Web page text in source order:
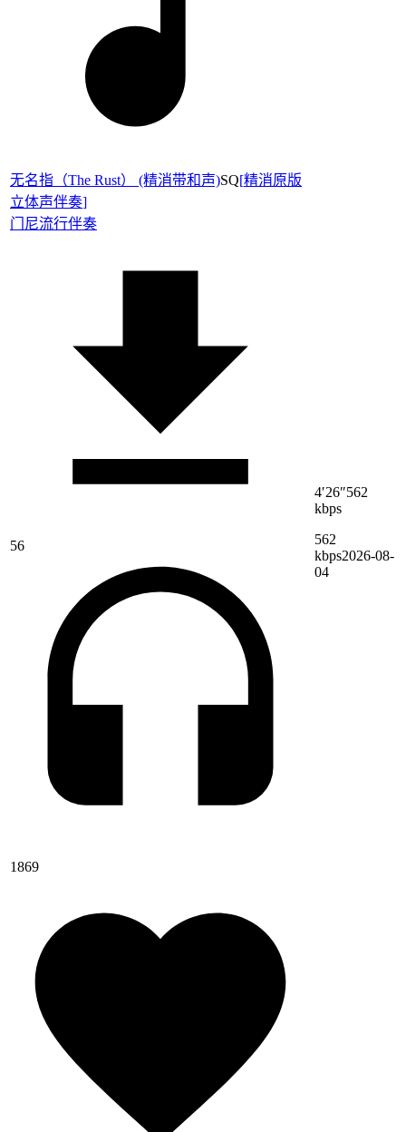
无名指（The Rust） (精消带和声)SQ[精消原版
立体声伴奏]
门尼流行伴奏
56
1869
4′26″562
kbps
562
kbps2026-08-
04